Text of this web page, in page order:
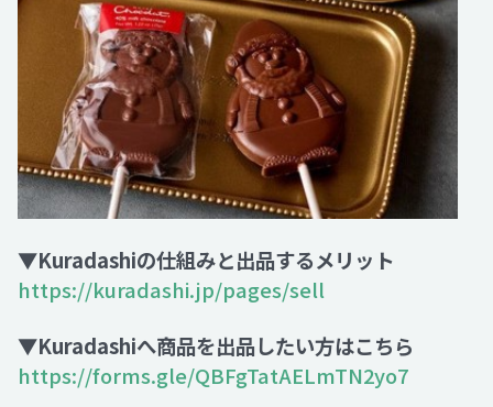
▼Kuradashiの仕組みと出品するメリット
https://kuradashi.jp/pages/sell
▼Kuradashiへ商品を出品したい方はこちら
https://forms.gle/QBFgTatAELmTN2yo7